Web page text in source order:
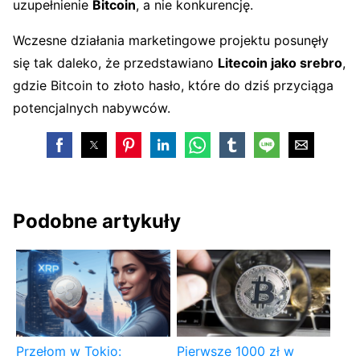
uzupełnienie Bitcoin, a nie konkurencję.
Wczesne działania marketingowe projektu posunęły
się tak daleko, że przedstawiano Litecoin jako srebro,
gdzie Bitcoin to złoto hasło, które do dziś przyciąga
potencjalnych nabywców.
Podobne artykuły
Przełom w Tokio:
Pierwsze 1000 zł w